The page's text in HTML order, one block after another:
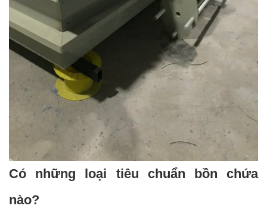
Có những loại tiêu chuẩn bồn chứa
nào?